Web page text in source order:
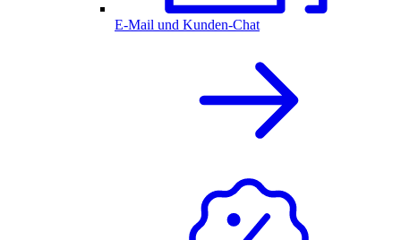
E-Mail und Kunden-Chat